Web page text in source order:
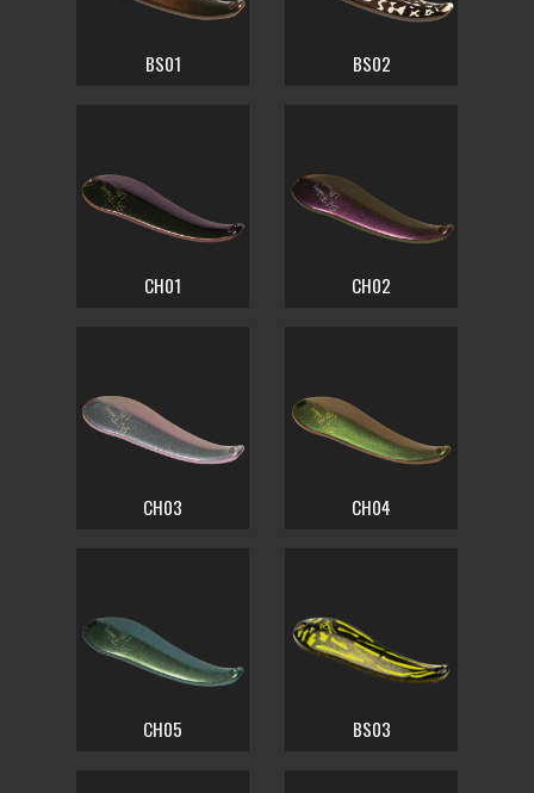
BS01 BS02
CH01 CH02
CH03 CH04
CH05 BS03